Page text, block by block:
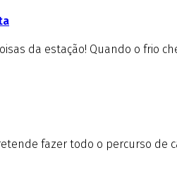
da estação! Quando o frio
fazer todo o percurso de